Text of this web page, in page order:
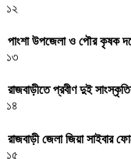
১২
পাংশা উপজেলা ও পৌর কৃষক
১৩
রাজবাড়ীতে প্রবীণ দুই
১৪
রাজবাড়ী জেলা জিয়া সাইবার
১৫